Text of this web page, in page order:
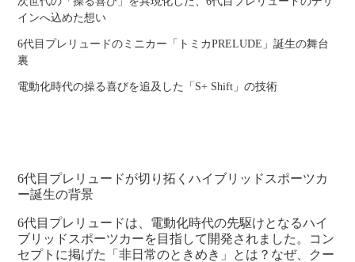
インへ込めた想い
6代目プレリュードのミニカー「トミカPRELUDE」誕生の舞台
裏
電動化時代の操る喜びを追及した「S+ Shift」の技術
6代目プレリュードが切り拓くハイブリッドスポーツカ
ー誕生の背景
6代目プレリュードは、電動化時代の先駆けとなるハイ
ブリッドスポーツカーを目指して開発されました。コン
セプトに掲げた「非日常のときめき」とは？なぜ、クー